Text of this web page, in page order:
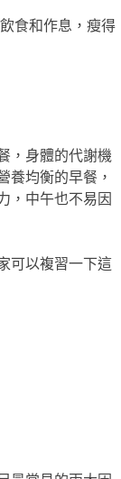
食和作息，瘦得
，身體的代謝機
養均衡的早餐，
，中午也不易因
可以複習一下這